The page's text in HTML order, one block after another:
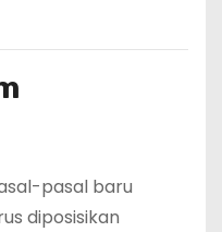
pasal baru
diposisikan